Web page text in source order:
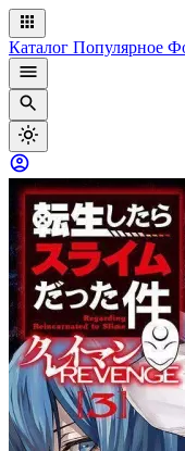
Каталог Популярное